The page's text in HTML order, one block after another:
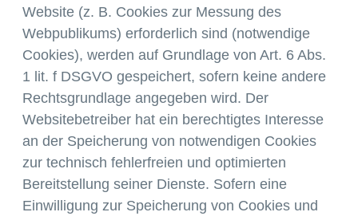
Website (z. B. Cookies zur Messung des
Webpublikums) erforderlich sind (notwendige
Cookies), werden auf Grundlage von Art. 6 Abs.
1 lit. f DSGVO gespeichert, sofern keine andere
Rechtsgrundlage angegeben wird. Der
Websitebetreiber hat ein berechtigtes Interesse
an der Speicherung von notwendigen Cookies
zur technisch fehlerfreien und optimierten
Bereitstellung seiner Dienste. Sofern eine
Einwilligung zur Speicherung von Cookies und